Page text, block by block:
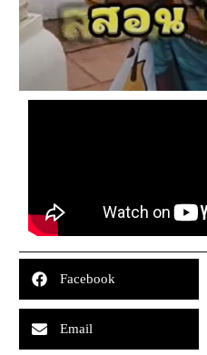
Facebook
Email